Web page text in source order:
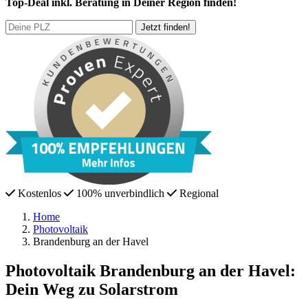
Top-Deal inkl. Beratung in Deiner Region finden!
Kostenlos 100% unverbindlich
Regional
Home
Photovoltaik
Brandenburg an der Havel
Photovoltaik Brandenburg an der Havel:
Dein Weg zu Solarstrom